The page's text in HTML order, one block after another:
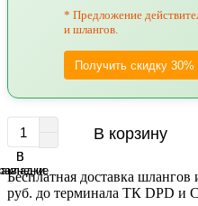
* Предложение
и шлангов.
Получить скидку 30%
В корзину
В
В
Бесплатная доставка шлангов
руб. до терминала ТК DPD и